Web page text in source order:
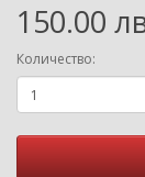
150.00
Количество: